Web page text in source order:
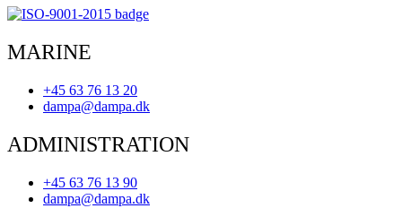
MARINE
+45 63 76 13 20
dampa@dampa.dk
ADMINISTRATION
+45 63 76 13 90
dampa@dampa.dk